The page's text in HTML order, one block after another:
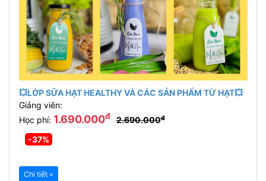
💥LỚP SỮA HẠT HEALTHY VÀ CÁC SẢN PHẨM TỪ HẠT💥
Giảng viên:
Học phí: 1.690.000đ 2.690.000đ
-37%
Chi tiết »